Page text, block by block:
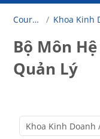
Courses
Bộ Môn
Quản Lý